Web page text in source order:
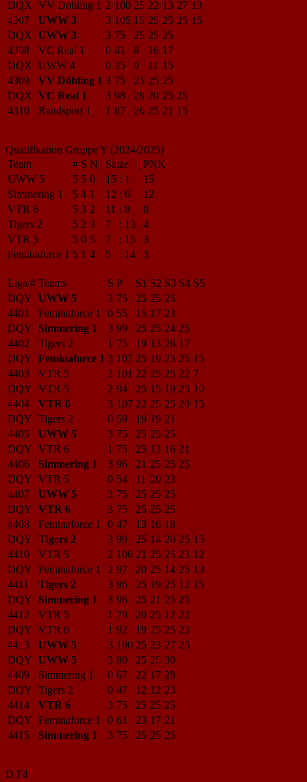
DQX VV Döbling 1 2 100 25 22 13 27 13
4307
UWW 3 3 105 15 25 25 25 15
DQX UWW 3 3 75 25 25 25
4308
VC Real 1 0 41 8 16 17
DQX UWW 4 0 35 9 11 15
4309
VV Döbling 1 3 75 25 25 25
DQX VC Real 1 3 98 28 20 25 25
4310
Randsport 1 1 87 26 25 21 15
Qualifikation Gruppe Y (2024/2025)
Team
# S N | Sätze | PNK
UWW 5
5 5 0 15 : 1
15
Simmering 1
5 4 1 12 : 6
12
VTR 6
5 3 2 11 : 8
8
Tigers 2
5 2 3 7 : 13
4
VTR 5
5 0 5 7 : 15
3
Feminaforce 1 5 1 4 5 : 14 3
Liga/# Teams S P S1 S2 S3 S4 S5
DQY UWW 5 3 75 25 25 25
4401
Feminaforce 1 0 55 15 17 23
DQY
Simmering 1 3 99 25 25 24 25
4402
Tigers 2 1 75 19 13 26 17
DQY Feminaforce 1 3 107 25 19 23 25 15
4403
VTR 5 2 101 22 25 25 22 7
DQY VTR 5 2 94 25 15 19 25 10
4404
VTR 6 3 107 22 25 25 20 15
DQY Tigers 2 0 59 19 19 21
4405
UWW 5 3 75 25 25 25
DQY VTR 6 1 75 25 13 16 21
4406
Simmering 1 3 96 21 25 25 25
DQY VTR 5 0 54 11 20 23
4407
UWW 5 3 75 25 25 25
DQY VTR 6 3 75 25 25 25
4408
Feminaforce 1 0 47 13 16 18
DQY Tigers 2 3 99 25 14 20 25 15
4410
VTR 5 2 106 21 25 25 23 12
DQY Feminaforce 1 2 97 20 25 14 25 13
4411
Tigers 2 3 96 25 19 25 12 15
DQY
Simmering 1 3 96 25 21 25 25
4412
VTR 5 1 79 20 25 12 22
DQY VTR 6 1 92 19 25 25 23
4413
UWW 5 3 100 25 23 27 25
DQY UWW 5 3 80 25 25 30
4409
Simmering 1 0 67 22 17 28
DQY Tigers 2 0 47 12 12 23
4414
VTR 6 3 75 25 25 25
DQY Feminaforce 1 0 61 23 17 21
4415
Simmering 1 3 75 25 25 25
D F4